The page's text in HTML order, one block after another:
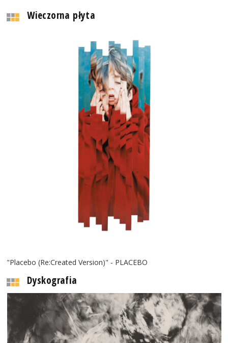
Wieczorna płyta
"Placebo (Re:Created Version)" - PLACEBO
Dyskografia